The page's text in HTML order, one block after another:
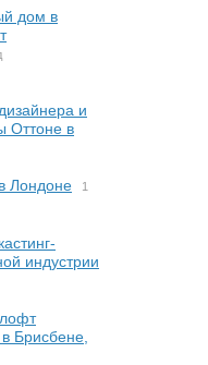
дом в
и
Оттоне в
Лондоне
1
индустрии
Брисбене,